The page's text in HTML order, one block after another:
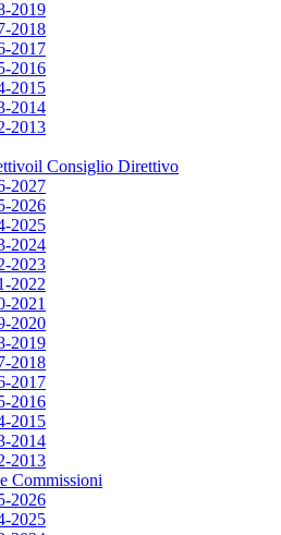
2019
2018
2017
2016
2015
2014
2013
il Consiglio Direttivo
2027
2026
2025
2024
2023
2022
2021
2020
2019
2018
2017
2016
2015
2014
2013
Commissioni
2026
2025